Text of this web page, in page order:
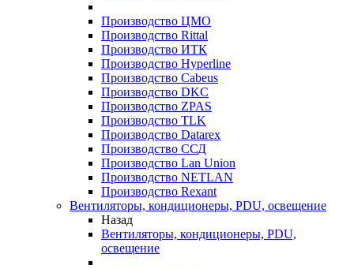
Производство ЦМО
Производство Rittal
Производство ИТК
Производство Hyperline
Производство Cabeus
Производство DKC
Производство ZPAS
Производство TLK
Производство Datarex
Производство ССД
Производство Lan Union
Производство NETLAN
Производство Rexant
Вентиляторы, кондиционеры, PDU, освещение
Назад
Вентиляторы, кондиционеры, PDU,
освещение